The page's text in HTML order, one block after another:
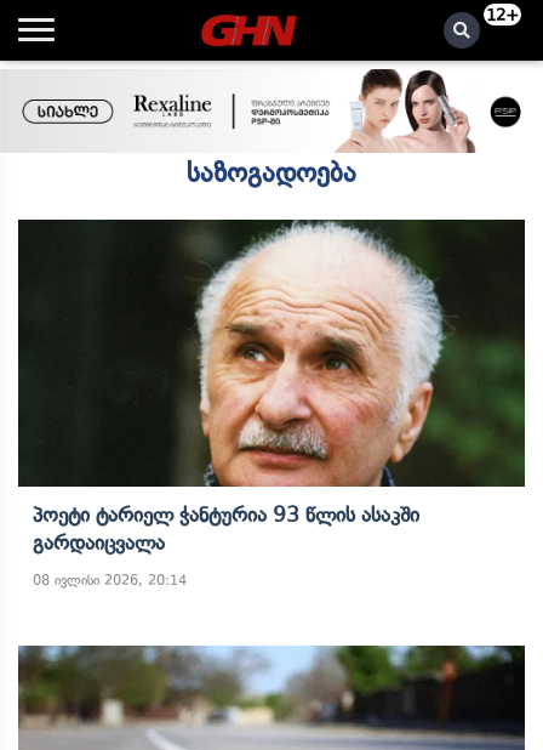
12+
საზოგადოება
Პოეტი Ტარიელ Ჭანტურია 93 Წლის Ასაკში
Გარდაიცვალა
08 ივლისი 2026, 20:14